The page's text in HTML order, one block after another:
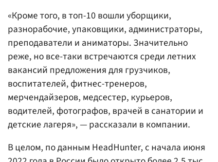
«Кроме того, в топ-10 вошли уборщики,
разнорабочие, упаковщики, администраторы,
преподаватели и аниматоры. Значительно
реже, но все-таки встречаются среди летних
вакансий предложения для грузчиков,
воспитателей, фитнес-тренеров,
мерчендайзеров, медсестер, курьеров,
водителей, фотографов, врачей в санатории и
детские лагеря», — рассказали в компании.
В целом, по данным HeadHunter, с начала июня